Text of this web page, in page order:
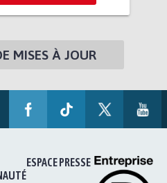
MISES À JOUR
ESPACE PRESSE